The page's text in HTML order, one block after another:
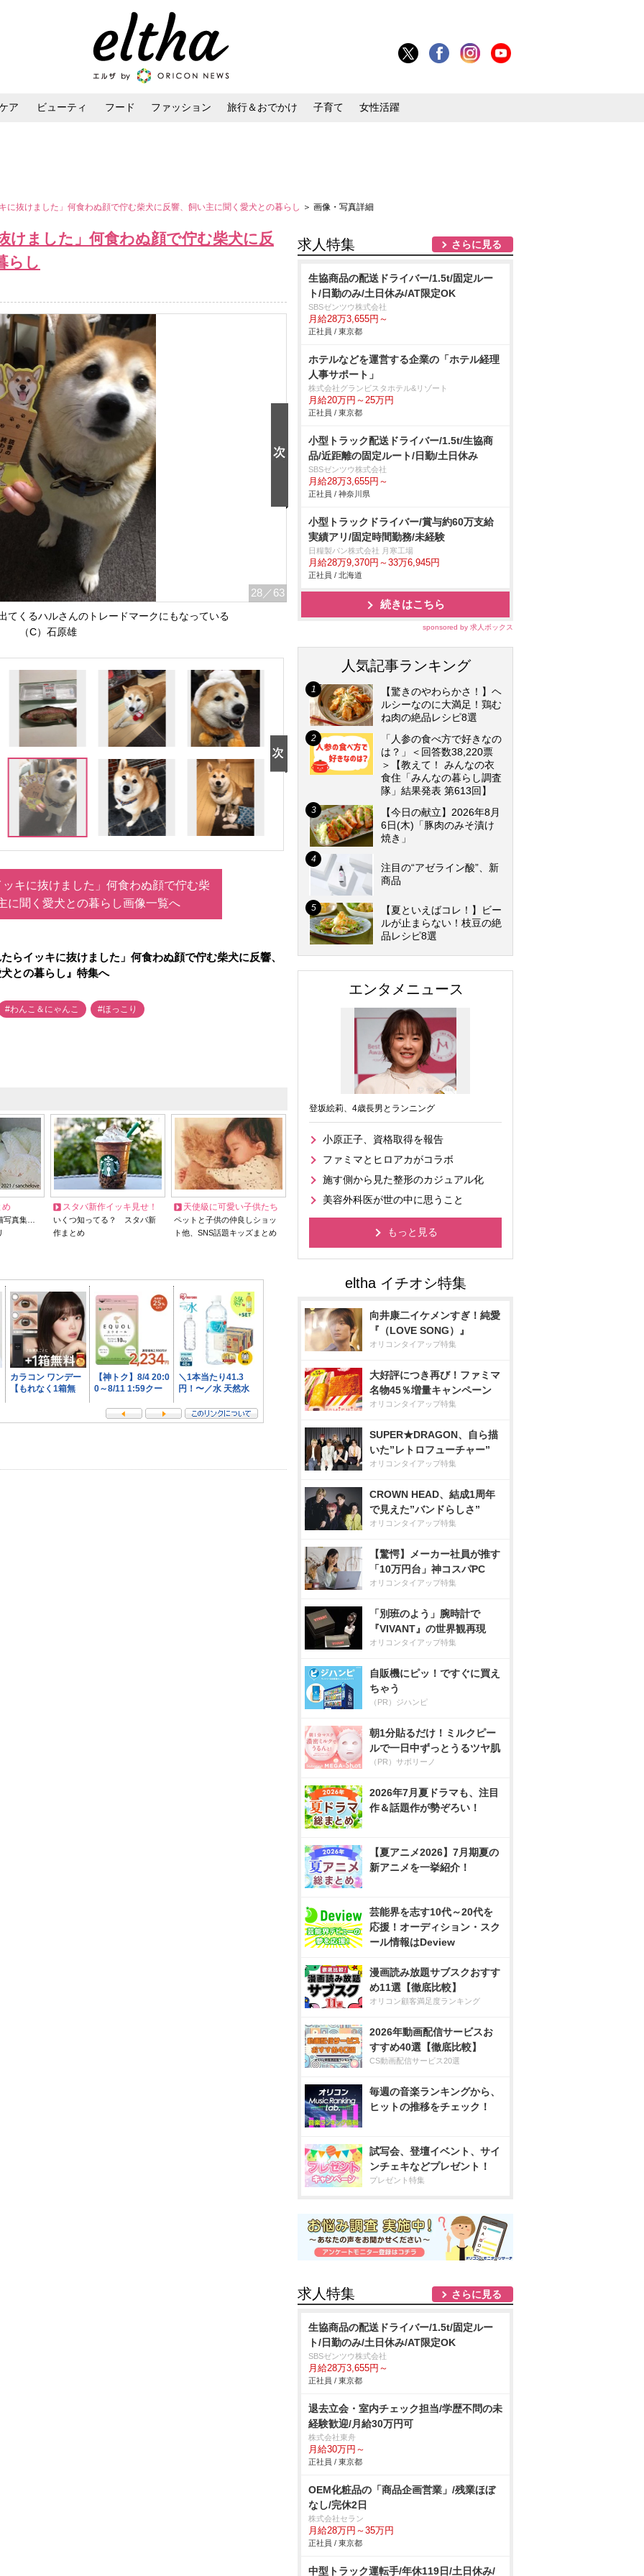
ア ビューティ フード ファッション 旅行＆おでかけ 子育て 女性活躍
に抜けました」何食わぬ顔で佇む柴犬に反響、飼い主に聞く愛犬との暮らし ＞ 画像・写真詳細
けました」何食わぬ顔で佇む柴犬に反
らし
28 ／63
てくるハルさんのトレードマークにもなっている
（C）石原雄
キに抜けました」何食わぬ顔で佇む柴
に聞く愛犬との暮らし画像一覧へ
らイッキに抜けました」何食わぬ顔で佇む柴犬に反響、
との暮らし』特集へ
#わんこ＆にゃんこ #ほっこり
め
写真集…
スタバ新作イッキ見せ！
いくつ知ってる？ スタバ新
作まとめ
天使級に可愛い子供たち
ペットと子供の仲良しショッ
ト他、SNS話題キッズまとめ
求人特集 さらに見る
生協商品の配送ドライバー/1.5t/固定ルー
ト/日勤のみ/土日休み/AT限定OK
SBSゼンツウ株式会社
月給28万3,655円～
正社員 / 東京都
ホテルなどを運営する企業の「ホテル経理
人事サポート」
株式会社グランビスタホテル&リゾート
月給20万円～25万円
正社員 / 東京都
小型トラック配送ドライバー/1.5t/生協商
品/近距離の固定ルート/日勤/土日休み
SBSゼンツウ株式会社
月給28万3,655円～
正社員 / 神奈川県
小型トラックドライバー/賞与約60万支給
実績アリ/固定時間勤務/未経験
日糧製パン株式会社 月寒工場
月給28万9,370円～33万6,945円
正社員 / 北海道
続きはこちら
sponsored by 求人ボックス
人気記事ランキング
【驚きのやわらかさ！】ヘ
ルシーなのに大満足！鶏む
ね肉の絶品レシピ8選
「人参の食べ方で好きなの
は？」＜回答数38,220票
＞【教えて！ みんなの衣
食住「みんなの暮らし調査
隊」結果発表 第613回】
【今日の献立】2026年8月
6日(木)「豚肉のみそ漬け
焼き」
注目の“アゼライン酸”、新
商品
【夏といえばコレ！】ビー
ルが止まらない！枝豆の絶
品レシピ8選
エンタメニュース
登坂絵莉、4歳長男とランニング
小原正子、資格取得を報告
ファミマとヒロアカがコラボ
施す側から見た整形のカジュアル化
美容外科医が世の中に思うこと
もっと見る
向井康二イケメンすぎ！純愛
『（LOVE SONG）』
オリコンタイアップ特集
大好評につき再び！ファミマ
名物45％増量キャンペーン
オリコンタイアップ特集
SUPER★DRAGON、自ら描
いた”レトロフューチャー”
オリコンタイアップ特集
CROWN HEAD、結成1周年
で見えた”バンドらしさ”
オリコンタイアップ特集
【驚愕】メーカー社員が推す
「10万円台」神コスパPC
オリコンタイアップ特集
「別班のよう」腕時計で
『VIVANT』の世界観再現
オリコンタイアップ特集
自販機にピッ！ですぐに買え
ちゃう
（PR）ジハンピ
朝1分貼るだけ！ミルクピー
ルで一日中ずっとうるツヤ肌
（PR）サボリーノ
2026年7月夏ドラマも、注目
作＆話題作が勢ぞろい！
【夏アニメ2026】7月期夏の
新アニメを一挙紹介！
芸能界を志す10代～20代を
応援！オーディション・スク
ール情報はDeview
漫画読み放題サブスクおすす
め11選【徹底比較】
オリコン顧客満足度ランキング
2026年動画配信サービスお
すすめ40選【徹底比較】
CS動画配信サービス20選
毎週の音楽ランキングから、
ヒットの推移をチェック！
試写会、登壇イベント、サイ
ンチェキなどプレゼント！
プレゼント特集
求人特集 さらに見る
生協商品の配送ドライバー/1.5t/固定ルー
ト/日勤のみ/土日休み/AT限定OK
SBSゼンツウ株式会社
月給28万3,655円～
正社員 / 東京都
退去立会・室内チェック担当/学歴不問の未
経験歓迎/月給30万円可
株式会社東舟
月給30万円～
正社員 / 東京都
OEM化粧品の「商品企画営業」/残業ほぼ
なし/完休2日
株式会社セラン
月給28万円～35万円
正社員 / 東京都
中型トラック運転手/年休119日/土日休み/